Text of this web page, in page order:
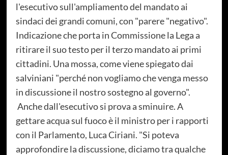
l'esecutivo sull'ampliamento del mandato ai
sindaci dei grandi comuni, con "parere "negativo".
Indicazione che porta in Commissione la Lega a
ritirare il suo testo per il terzo mandato ai primi
cittadini. Una mossa, come viene spiegato dai
salviniani "perché non vogliamo che venga messo
in discussione il nostro sostegno al governo".
Anche dall'esecutivo si prova a sminuire. A
gettare acqua sul fuoco è il ministro per i rapporti
con il Parlamento, Luca Ciriani. "Si poteva
approfondire la discussione, diciamo tra qualche